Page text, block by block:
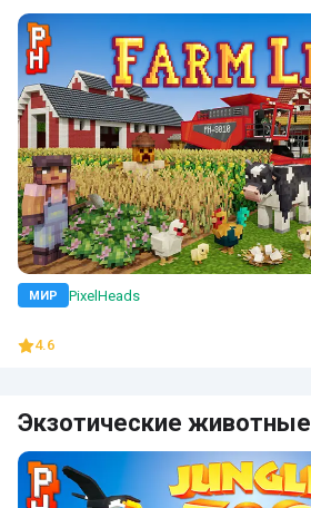
МИР PixelHeads
4.6
Экзотические животные